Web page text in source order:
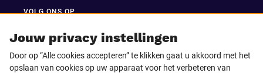
Jouw privacy instellingen
Door op “Alle cookies accepteren” te klikken gaat u akkoord met het
opslaan van cookies op uw apparaat voor het verbeteren van
VOLG ONS OP
Facebook
Instagram TikTok